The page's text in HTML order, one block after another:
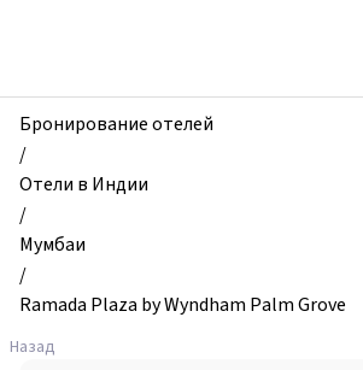
Ramada
Plaza
by
Wyndham
Palm
Grove,
Мумбаи,
Индия
Бронирование отелей
/
Отели в Индии
/
Мумбаи
/
Ramada Plaza by Wyndham Palm Grove
Назад